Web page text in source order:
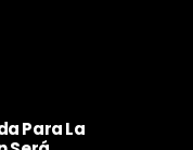
Para La